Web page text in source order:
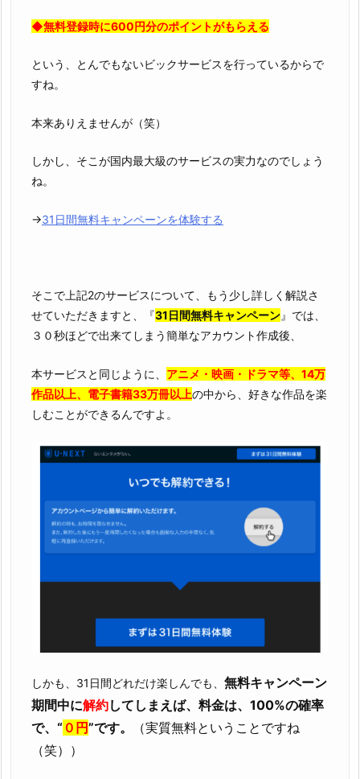
◆無料登録時に600円分のポイントがもらえる
という、とんでもないビックサービスを行っているからで
すね。
本来ありえませんが（笑）
しかし、そこが国内最大級のサービスの実力なのでしょう
ね。
→31日間無料キャンペーンを体験する
そこで上記2のサービスについて、もう少し詳しく解説さ
せていただきますと、『31日間無料キャンペーン』では、
３０秒ほどで出来てしまう簡単なアカウント作成後、
本サービスと同じように、 アニメ・映画・ドラマ等、14万
作品以上、電子書籍33万冊以上の中から、好きな作品を楽
しむことができるんですよ。
しかも、31日間どれだけ楽しんでも、 無料キャンペーン
期間中に解約してしまえば、料金は、100%の確率
で、“０円”です。
（実質無料ということですね
（笑））